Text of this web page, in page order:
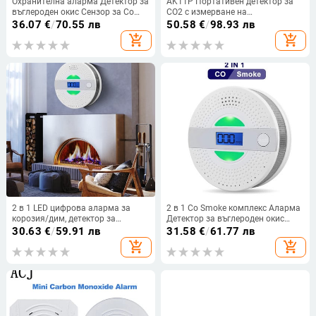
въглероден окис Сензор за Co
Gas Детектор Работа на
батерията Детектор за изтичане
на отровен газ Кухненски сензор
36.07 €/70.55 лв
add_shopping_cart
CO2 с измерване на
температурата, влажността и
50.58 €/98.93 лв
add_shopping_cart
2 в 1 LED цифрова аларма за
корозия/дим, детектор за
въглероден окис, сензор за
гласово предупреждение, защита
на дома, висока чувствителност
30.63 €/59.91 лв
add_shopping_cart
2 в 1 Co Smoke комплекс Аларма
Детектор за въглероден окис
Сензор за гласово
предупреждение Защита на дома
Сигурност Висока
31.58 €/61.77 лв
add_shopping_cart